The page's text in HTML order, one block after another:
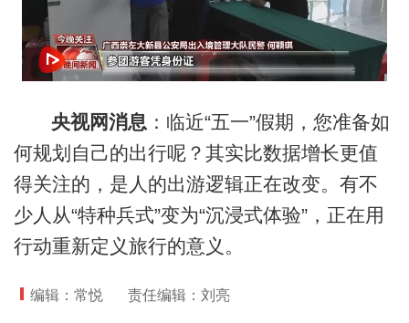
央视网消息 ：临近“五一”假期，您准备如
何规划自己的出行呢？其实比数据增长更值
得关注的，是人的出游逻辑正在改变。有不
少人从“特种兵式”变为“沉浸式体验”，正在用
行动重新定义旅行的意义。
编辑：常悦 责任编辑：刘亮